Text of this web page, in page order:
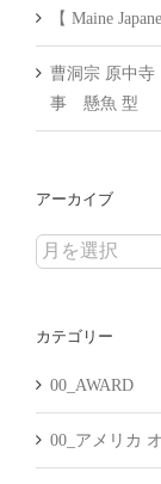
【 Maine
曹洞宗 原中
事 懸魚 型
アーカイブ
ア
イ
カテゴリー
00_AWARD
00_アメリカ